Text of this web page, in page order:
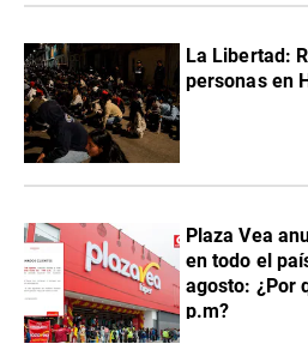
La Libertad:
personas en
Plaza Vea
en todo el
agosto: ¿Por
p.m?